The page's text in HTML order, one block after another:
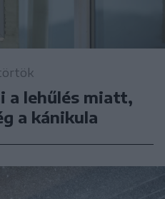
a lehűlés miatt,
a kánikula